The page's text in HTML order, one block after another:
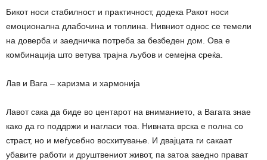
Бикот носи стабилност и практичност, додека Ракот носи
емоционална длабочина и топлина. Нивниот однос се темели
на доверба и заедничка потреба за безбеден дом. Ова е
комбинација што ветува трајна љубов и семејна среќа.
Лав и Вага – харизма и хармонија
Лавот сака да биде во центарот на вниманието, а Вагата знае
како да го поддржи и нагласи тоа. Нивната врска е полна со
страст, но и меѓусебно восхитување. И двајцата ги сакаат
убавите работи и друштвениот живот, па затоа заедно прават